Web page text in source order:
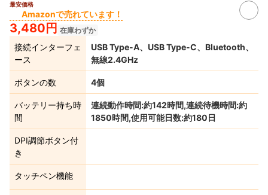
最安価格
Amazonで売れています！
3,480円 在庫わずか
接続インターフェ
ース
USB Type-A、USB Type-C、Bluetooth、
無線2.4GHz
ボタンの数 4個
バッテリー持ち時
間
連続動作時間:約142時間,連続待機時間:約
1850時間,使用可能日数:約180日
DPI調節ボタン付
き
タッチペン機能